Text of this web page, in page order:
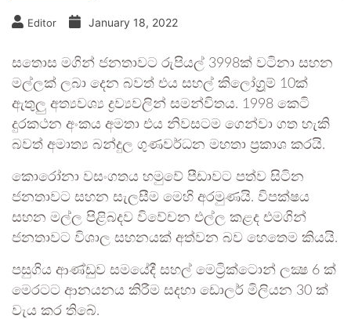
Editor January 18, 2022
සතොස මගින් ජනතාවට රුපියල් 3998ක් වටිනා සහන
මල්ලක් ලබා දෙන බවත් එය සහල් කිලෝග්‍රූම් 10ක්
ඇතුලු අත්‍යවශ්‍ය ද්‍රව්‍යවලින් සමන්විතය. 1998 කෙටි
දුරකථන අංකය අමතා එය නිවසටම ගෙන්වා ගත හැකි
බවත් අමාත්‍ය බන්දුල ගුණවර්ධන මහතා ප්‍රකාශ කරයි.
කොරෝනා වසංගතය හමුවේ පීඩාවට පත්ව සිටින
ජනතාවට සහන සැලසීම මෙහි අරමුණයි. විපක්ෂය
සහන මල්ල පිළිබදව විවේචන එල්ල කළද එමගින්
ජනතාවට විශාල සහනයක් අත්වන බව හෙතෙම කියයි.
පසුගිය ආණ්ඩුව සමයේදී සහල් මෙට්‍රික්ටොන් ලක්‍ෂ 6 ක්
මෙරටට ආනයනය කිරීම සදහා ඩොලර් මිලියන 30 ක්
වැය කර තිබේ.